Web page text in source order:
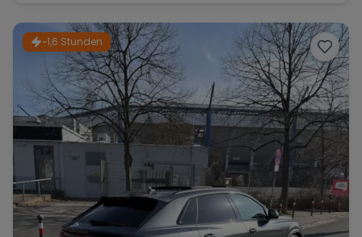
~1,6 Stunden